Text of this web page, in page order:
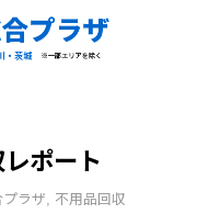
ポート
ラザ 不用品回収